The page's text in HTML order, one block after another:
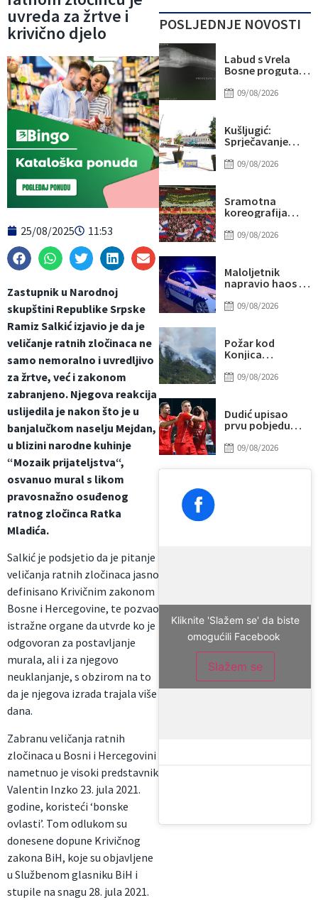
uvreda za žrtve i
krivično djelo
25/08/2025 11:53
Zastupnik u Narodnoj
skupštini Republike Srpske
Ramiz Salkić izjavio je da je
veličanje ratnih zločinaca ne
samo nemoralno i uvredljivo
za žrtve, već i zakonom
zabranjeno. Njegova reakcija
uslijedila je nakon što je u
banjalučkom naselju Mejdan,
u blizini narodne kuhinje
“Mozaik prijateljstva“,
osvanuo mural s likom
pravosnažno osuđenog
ratnog zločinca Ratka
Mladića.
Salkić je podsjetio da je pitanje
veličanja ratnih zločinaca jasno
definisano Krivičnim zakonom
Bosne i Hercegovine, te pozvao
istražne organe da utvrde ko je
odgovoran za postavljanje
murala, ali i za njegovo
neuklanjanje, s obzirom na to
da je njegova izrada trajala više
dana.
Zabranu veličanja ratnih
zločinaca u Bosni i Hercegovini
nametnuo je visoki predstavnik
Valentin Inzko 23. jula 2021.
godine, koristeći ‘bonske
ovlasti’. Tom odlukom su
donesene dopune Krivičnog
zakona BiH, koje su objavljene
u Službenom glasniku BiH i
stupile na snagu 28. jula 2021.
POSLJEDNJE NOVOSTI
Labud s Vrela
Bosne progutao
reakcija spasila
09/08/2026
Kušljugić:
Sprječavanje
pregrijavanja
zdravlja srca
tokom vrućina
09/08/2026
Sramotna
koreografija
počast zločincu
09/08/2026
Maloljetnik
napravio haos u
stanici u RS:
policajca
09/08/2026
Požar kod
Konjica
vatrogasci i dalje
09/08/2026
Dudić upisao
prvu pobjedu
u Radnički 1923
09/08/2026
Kliknite 'Slažem se' da biste
omogućili Facebook
Slažem se